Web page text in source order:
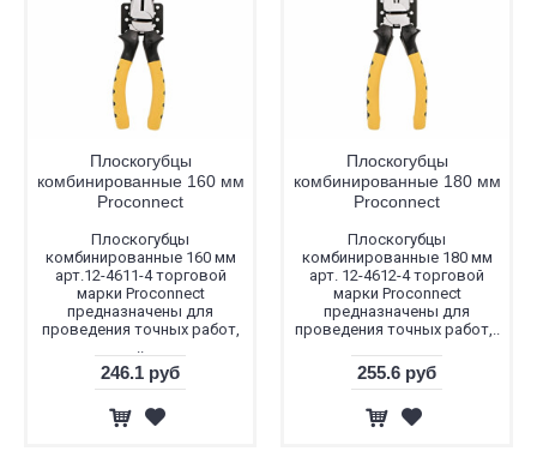
Плоскогубцы
комбинированные 160 мм
Proconnect
Плоскогубцы
комбинированные 160 мм
арт.12-4611-4 торговой
марки Proconnect
предназначены для
проведения точных работ,
..
246.1 руб
Плоскогубцы
комбинированные 180 мм
Proconnect
Плоскогубцы
комбинированные 180 мм
арт. 12-4612-4 торговой
марки Proconnect
предназначены для
проведения точных работ,..
255.6 руб